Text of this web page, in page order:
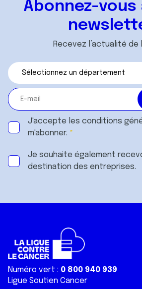
services.
Abonnez-
Recevez l’actualité de
J'accepte les conditions
m'abonner.
Je souhaite également
destination des entreprises.
Numéro vert : 0 800 940 939
Ligue Soutien Cancer